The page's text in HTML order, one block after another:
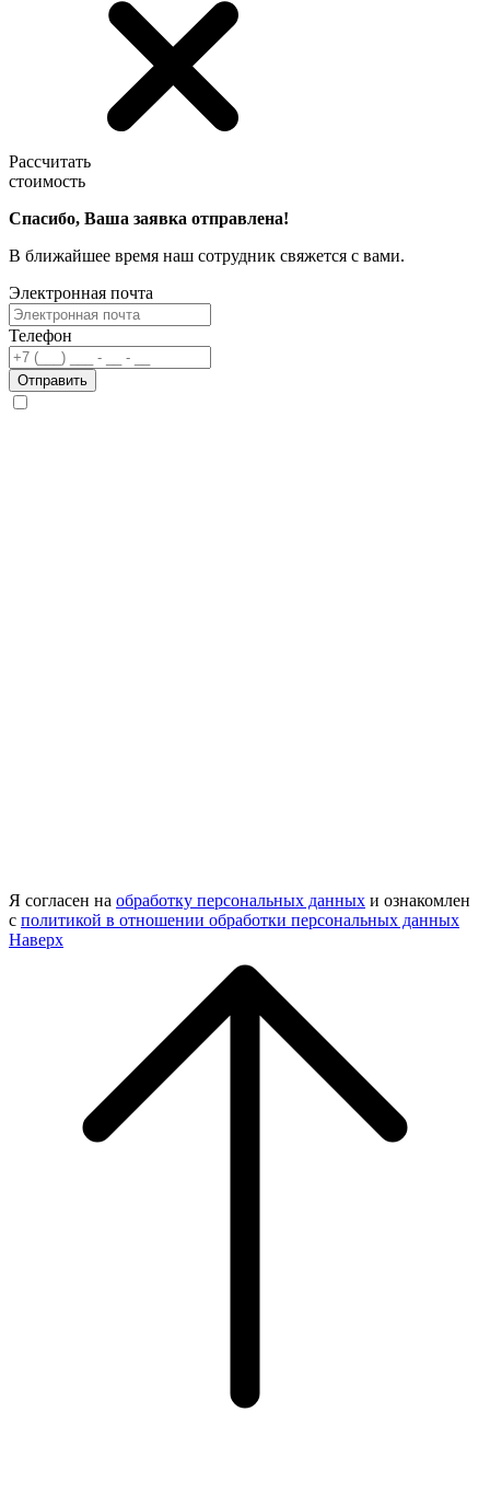
Рассчитать
стоимость
Спасибо, Ваша заявка отправлена!
В ближайшее время наш сотрудник свяжется с вами.
Электронная почта
Телефон
Отправить
Я согласен на обработку персональных данных и ознакомлен
с политикой в отношении обработки персональных данных
Наверх